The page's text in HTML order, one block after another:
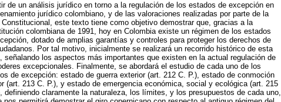
de un análisis jurídico en torno a la regulación de los estados de excepción en
jurídico colombiano, y de las valoraciones realizadas por parte de la
Constitucional, este texto tiene como objetivo demostrar que, gracias a la
colombiana de 1991, hoy en Colombia existe un régimen de los estados
dotado de amplias garantías y controles para proteger los derechos de
Por tal motivo, inicialmente se realizará un recorrido histórico de esta
señalando los aspectos más importantes que existen en la actual regulación de
excepcionales. Finalmente, se abordará el estudio de cada uno de los
de excepción: estado de guerra exterior (art. 212 C. P.), estado de conmoción
(art. 213 C. P.), y estado de emergencia económica, social y ecológica (art. 215
definiendo claramente la naturaleza, los límites, y los presupuestos de cada uno,